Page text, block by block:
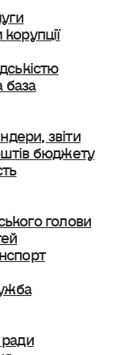
звіти
бюджету
голови